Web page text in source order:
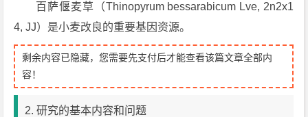
百萨偃麦草（Thinopyrum bessarabicum Lve, 2n2x1
4, JJ）是小麦改良的重要基因资源。
剩余内容已隐藏，您需要先支付后才能查看该篇文章全部内
容！
2. 研究的基本内容和问题